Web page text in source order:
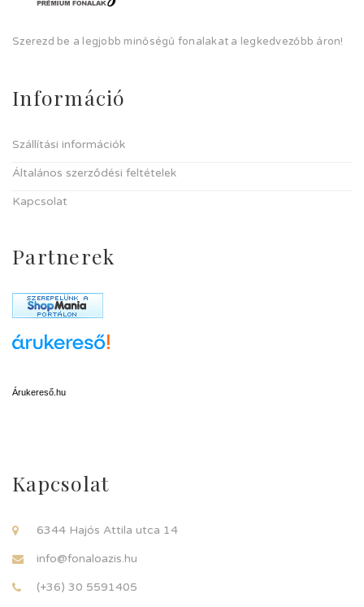
Szerezd be a legjobb minőségű fonalakat a legkedvezőbb áron!
Információ
Szállítási információk
Általános szerződési feltételek
Kapcsolat
Partnerek
Árukereső.hu
Kapcsolat
6344 Hajós Attila utca 14
info@fonaloazis.hu
(+36) 30 5591405